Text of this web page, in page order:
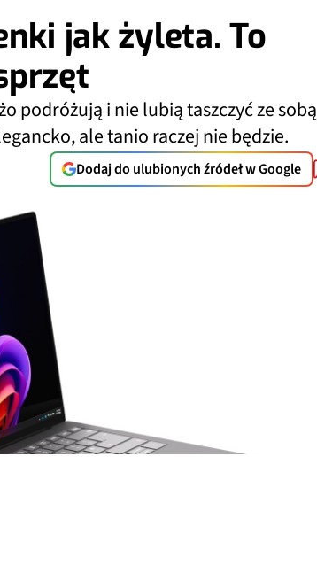
jak żyleta. To
podróżują i nie lubią taszczyć ze sobą
ale tanio raczej nie będzie.
Dodaj do ulubionych źródeł w Google